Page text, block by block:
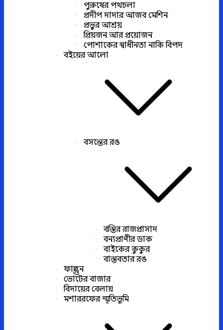
পুরুষের পথচলা
প্রদীপ দাদার আজব মেশিন
প্রভুর আশ্রয়
প্রিয়জন আর প্রয়োজন
পোশাকের স্বাধীনতা নাকি বিপদ
বইয়ের আলো
বসন্তের রঙ
বস্তির রাজপ্রাসাদ
বন্যপ্রাণীর ডাক
বাইকের কুকুর
বাস্তবতার রঙ
ফাল্গুন
ভোটের বাজার
বিদায়ের বেলায়
মশাররফের স্মৃতিভূমি